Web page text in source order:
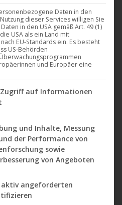
Remix)
Stück) hat nur einen Titel auf
der B-Seite steht (edged): “20R
/ The Advent Remix /
Daten in den
dieser Services willigen Sie
in den USA gemäß Art. 49 (1)
USA als ein Land mit
EU-Standards ein. Es besteht
US-Behörden
und Europäer eine
Liste der Zwecke des IAB
Zugriff auf Informationen
und Inhalte, Messung
der Performance von
sowie
von Angeboten
aktiv angeforderten